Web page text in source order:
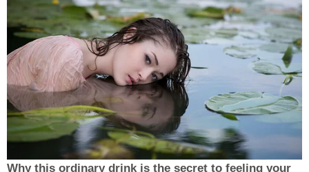
Why this ordinary drink is the secret to feeling your